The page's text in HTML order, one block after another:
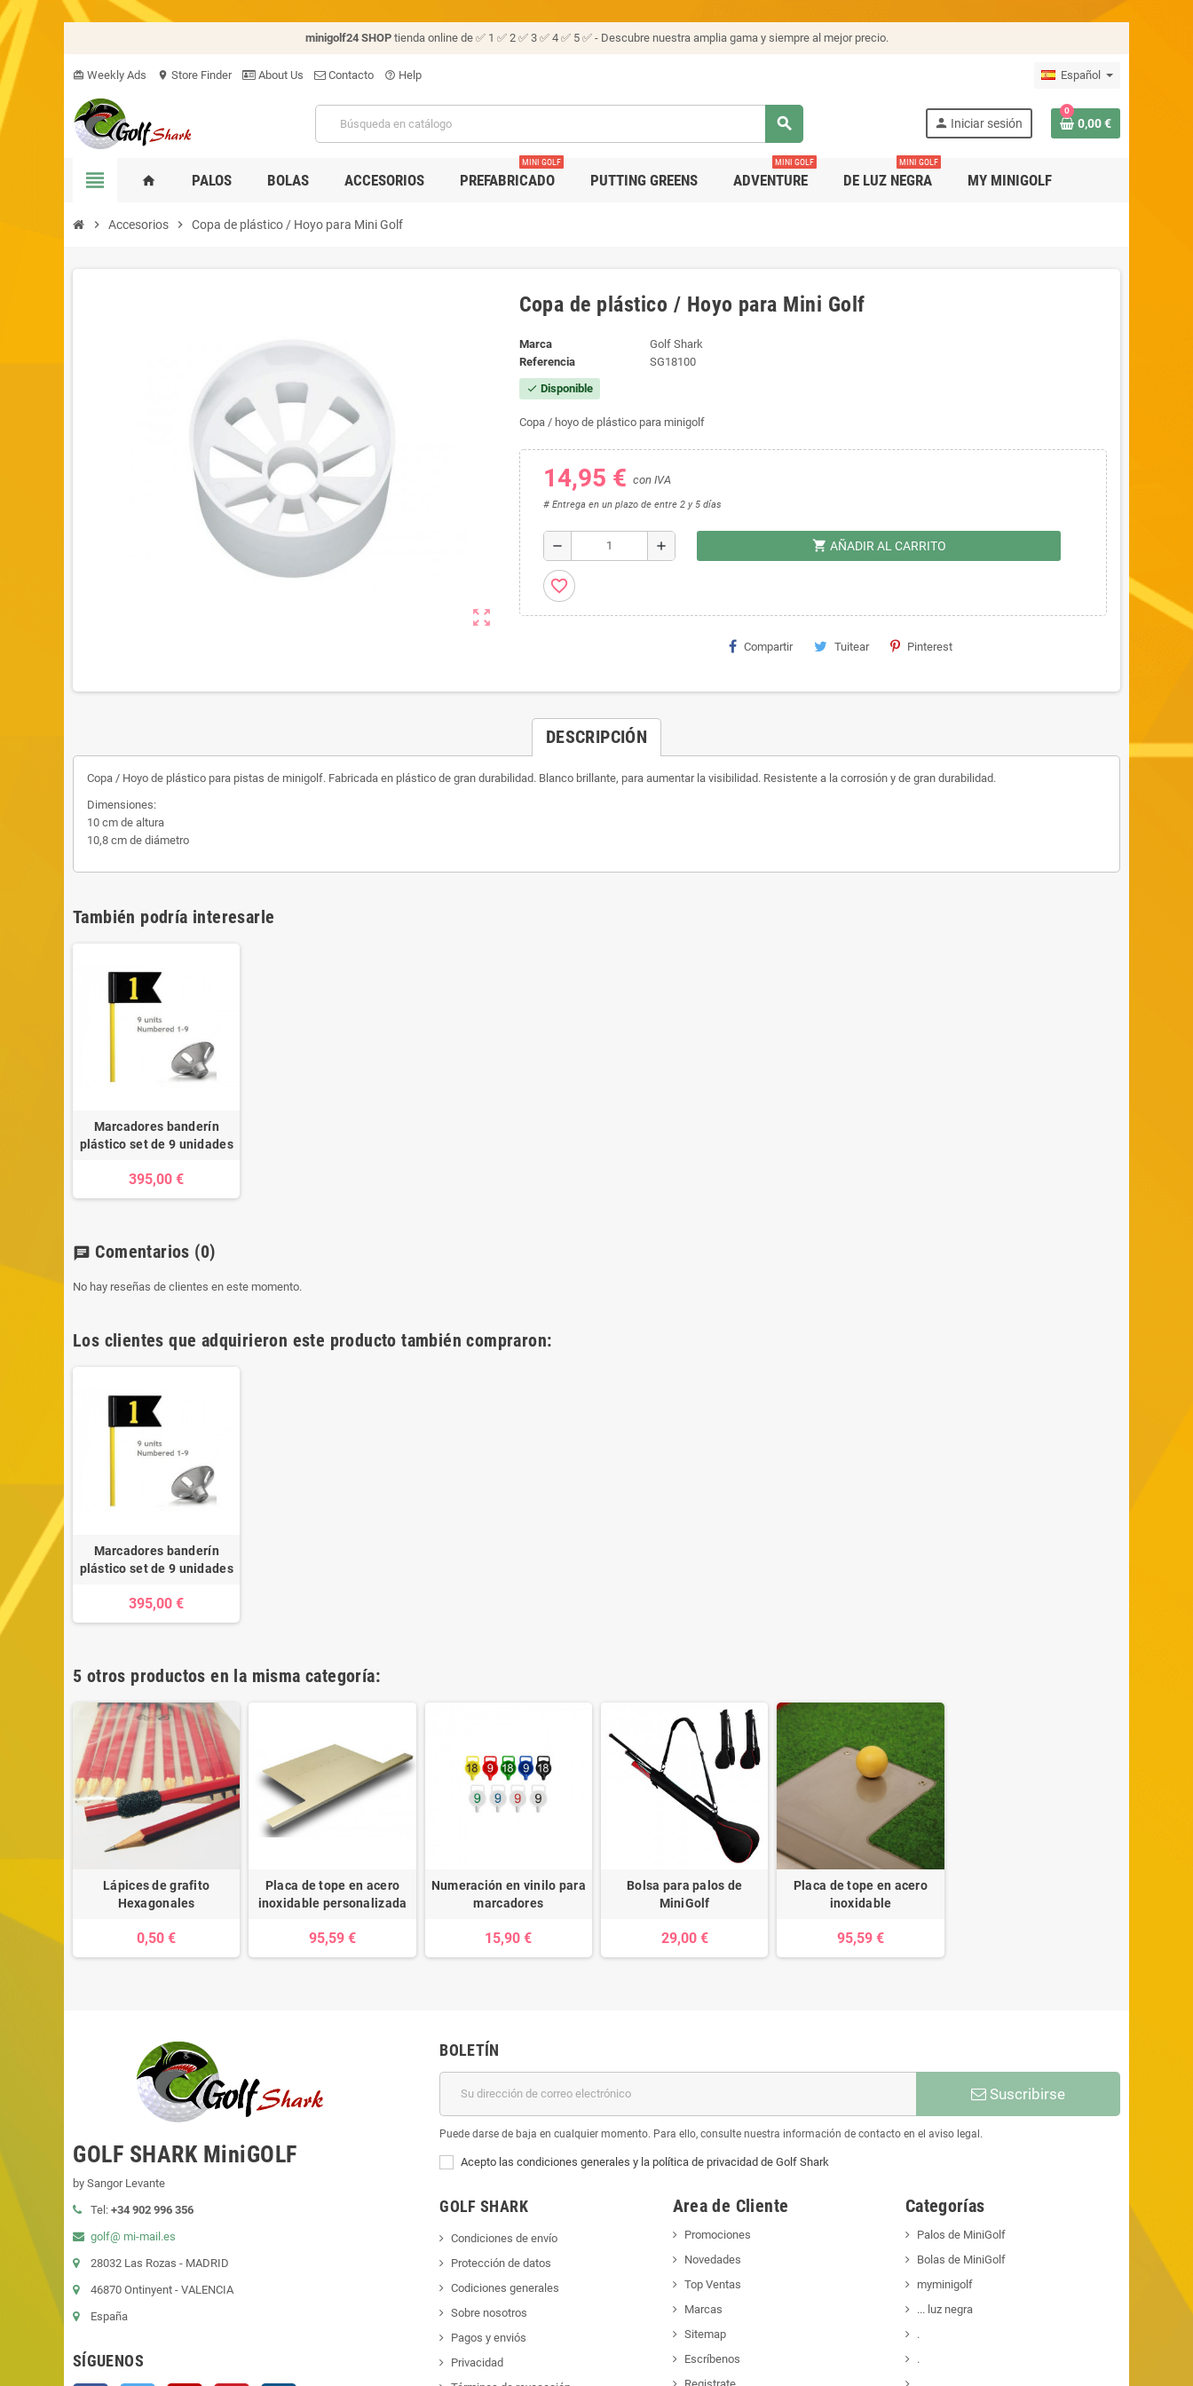
minigolf24 SHOP tienda online de ✅ 1 ✅ 2 ✅ 3 ✅ 4 ✅ 5 ✅ - Descubre nuestra amplia gama y siempre al mejor precio.
card_giftcard Weekly Ads location_on Store Finder About Us Contacto help_outline Help Español
search person Iniciar sesión
0
0,00 €
view_headline home PALOS BOLAS ACCESORIOS PREFABRICADO
MINI GOLF
PUTTING GREENS ADVENTURE
MINI GOLF
DE LUZ NEGRA
MINI GOLF
MY MINIGOLF
chevron_right Accesorios chevron_right Copa de plástico / Hoyo para Mini Golf
zoom_out_map
Copa de plástico / Hoyo para Mini Golf
Marca
Golf Shark
Referencia
SG18100
check Disponible
Copa / hoyo de plástico para minigolf
14,95 € con IVA
# Entrega en un plazo de entre 2 y 5 días
remove add shopping_cart AÑADIR AL CARRITO
favorite_border
Compartir Tuitear Pinterest
DESCRIPCIÓN
Copa / Hoyo de plástico para pistas de minigolf. Fabricada en plástico de gran durabilidad. Blanco brillante, para aumentar la visibilidad. Resistente a la corrosión y de gran durabilidad.
Dimensiones:
10 cm de altura
10,8 cm de diámetro
También podría interesarle
Marcadores banderín
plástico set de 9 unidades
395,00 €
chat Comentarios (0)
No hay reseñas de clientes en este momento.
Los clientes que adquirieron este producto también compraron:
Marcadores banderín
plástico set de 9 unidades
395,00 €
5 otros productos en la misma categoría:
Lápices de grafito
Hexagonales
0,50 €
Placa de tope en acero
inoxidable personalizada
95,59 €
Numeración en vinilo para
marcadores
15,90 €
Bolsa para palos de
MiniGolf
29,00 €
Placa de tope en acero
inoxidable
95,59 €
GOLF SHARK MiniGOLF
by Sangor Levante
Tel: +34 902 996 356
golf@ mi-mail.es
28032 Las Rozas - MADRID
46870 Ontinyent - VALENCIA
España
SÍGUENOS
BOLETÍN
Suscribirse
Puede darse de baja en cualquier momento. Para ello, consulte nuestra información de contacto en el aviso legal.
Acepto las condiciones generales y la política de privacidad de Golf Shark
GOLF SHARK
Condiciones de envío
Protección de datos
Codiciones generales
Sobre nosotros
Pagos y enviós
Privacidad
Area de Cliente
Promociones
Novedades
Top Ventas
Marcas
Sitemap
Escríbenos
Categorías
Palos de MiniGolf
Bolas de MiniGolf
myminigolf
... luz negra
.
.